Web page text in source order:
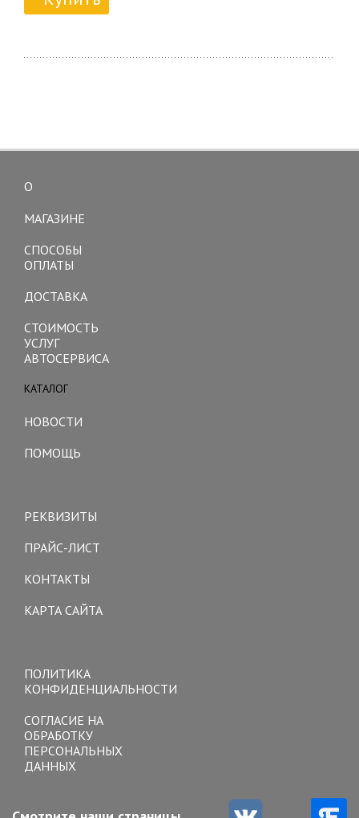
О
МАГАЗИНЕ
СПОСОБЫ
ОПЛАТЫ
ДОСТАВКА
СТОИМОСТЬ
УСЛУГ
АВТОСЕРВИСА
КАТАЛОГ
НОВОСТИ
ПОМОЩЬ
РЕКВИЗИТЫ
ПРАЙС-ЛИСТ
КОНТАКТЫ
КАРТА САЙТА
ПОЛИТИКА
КОНФИДЕНЦИАЛЬНОСТИ
СОГЛАСИЕ НА
ОБРАБОТКУ
ПЕРСОНАЛЬНЫХ
ДАННЫХ